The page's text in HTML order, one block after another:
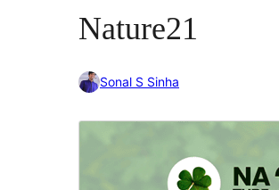
Nature21
Sonal S Sinha